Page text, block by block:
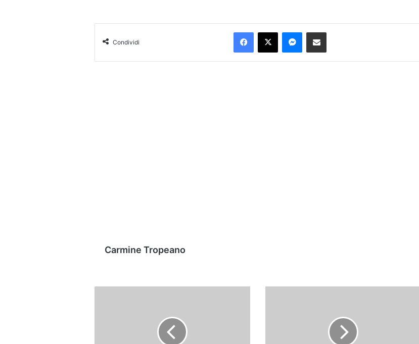
Condividi
Facebook
X Messenger
Condividi via Email
Carmine Tropeano